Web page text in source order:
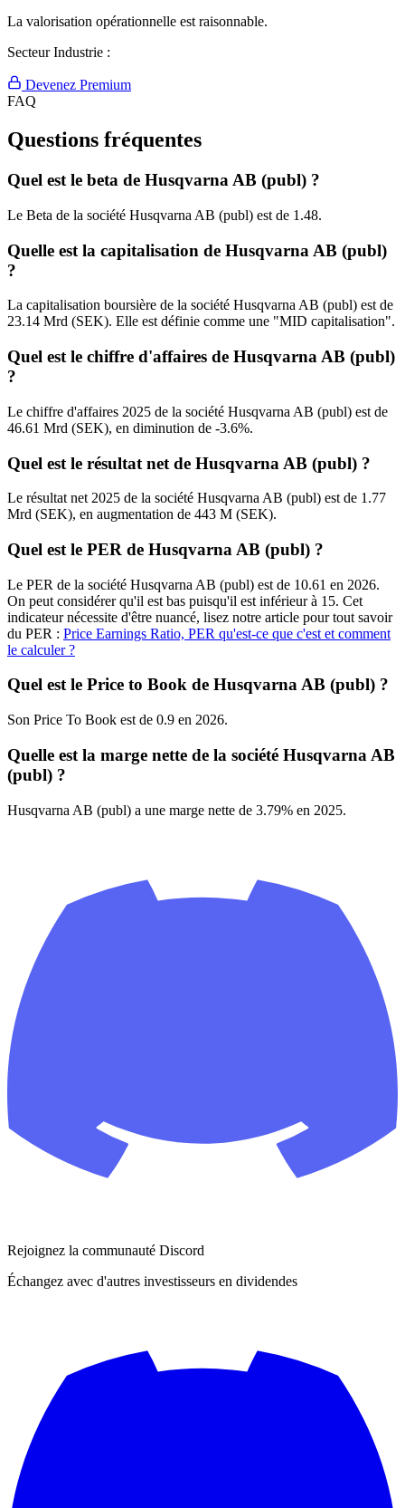
La valorisation opérationnelle est raisonnable.
Secteur Industrie :
Devenez Premium
FAQ
Questions fréquentes
Quel est le beta de Husqvarna AB (publ) ?
Le Beta de la société Husqvarna AB (publ) est de 1.48.
Quelle est la capitalisation de Husqvarna AB (publ)
?
La capitalisation boursière de la société Husqvarna AB (publ) est de
23.14 Mrd (SEK). Elle est définie comme une "MID capitalisation".
Quel est le chiffre d'affaires de Husqvarna AB (publ)
?
Le chiffre d'affaires 2025 de la société Husqvarna AB (publ) est de
46.61 Mrd (SEK), en diminution de -3.6%.
Quel est le résultat net de Husqvarna AB (publ) ?
Le résultat net 2025 de la société Husqvarna AB (publ) est de 1.77
Mrd (SEK), en augmentation de 443 M (SEK).
Quel est le PER de Husqvarna AB (publ) ?
Le PER de la société Husqvarna AB (publ) est de 10.61 en 2026.
On peut considérer qu'il est bas puisqu'il est inférieur à 15. Cet
indicateur nécessite d'être nuancé, lisez notre article pour tout savoir
du PER : Price Earnings Ratio, PER qu'est-ce que c'est et comment
le calculer ?
Quel est le Price to Book de Husqvarna AB (publ) ?
Son Price To Book est de 0.9 en 2026.
Quelle est la marge nette de la société Husqvarna AB
(publ) ?
Husqvarna AB (publ) a une marge nette de 3.79% en 2025.
Rejoignez la communauté Discord
Échangez avec d'autres investisseurs en dividendes